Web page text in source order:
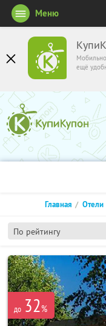
ещё
Меню
По рейтингу
Главная Отели
до 32%